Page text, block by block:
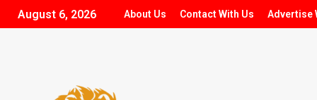
August 6, 2026 About Us Contact With Us Advertise